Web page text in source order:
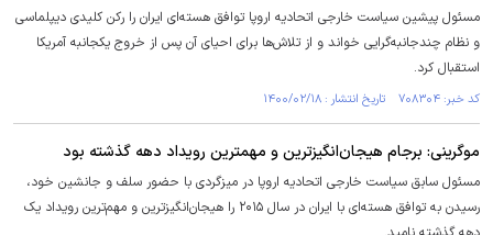
مسئول پیشین سیاست خارجی اتحادیه اروپا توافق هسته‌ای ایران را رکن کلیدی دیپلماسی
و نظام چندجانبه‌گرایی خواند و از تلاش‌ها برای احیای آن پس از خروج یکجانبه آمریکا
استقبال کرد.
کد خبر: ۷۰۸۳۰۴ تاریخ انتشار : ۱۴۰۰/۰۲/۱۸
موگرینی: برجام هیجان‌انگیزترین و مهمترین رویداد دهه گذشته بود
مسئول سابق سیاست خارجی اتحادیه اروپا در میزگردی با حضور سلف و جانشین خود،
رسیدن به توافق هسته‌ای با ایران در سال ۲۰۱۵ را هیجان‌انگیزترین و مهم‌ترین رویداد یک